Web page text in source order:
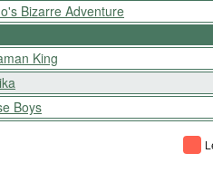
Bizarre Adventure
King
Boys